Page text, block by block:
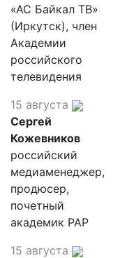
«АС Байкал ТВ»
(Иркутск), член
Академии
российского
телевидения
15 августа
Сергей
Кожевников
российский
медиаменеджер,
продюсер,
почетный
академик РАР
15 августа